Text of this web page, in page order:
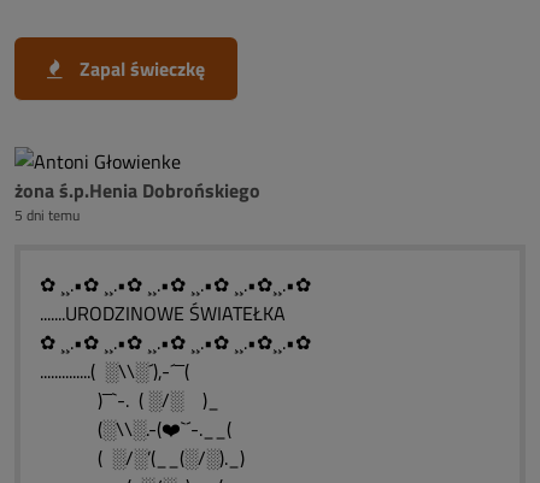
Zapal świeczkę
żona ś.p.Henia Dobrońskiego
5 dni temu
✿ ¸¸.•✿ ¸¸.•✿ ¸¸.•✿ ¸¸.•✿ ¸¸.•✿¸¸.•✿
.......URODZINOWE ŚWIATEŁKA
✿ ¸¸.•✿ ¸¸.•✿ ¸¸.•✿ ¸¸.•✿ ¸¸.•✿¸¸.•✿
..............( ░\\░´),-´¯¯(
)¯¯`-. ( ░/░ )_
(░\\░.-(❤️`´-.__(
( ░/░’(__(░/░)._)